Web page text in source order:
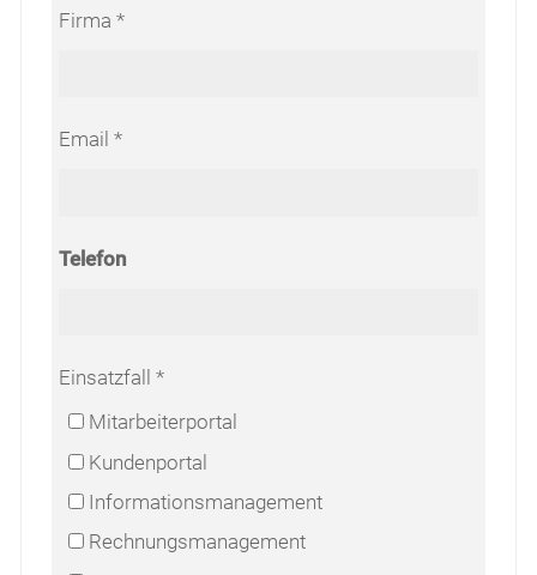
Firma
Email
Telefon
Einsatzfall
Mitarbeiterportal
Kundenportal
Informationsmanagement
Rechnungsmanagement